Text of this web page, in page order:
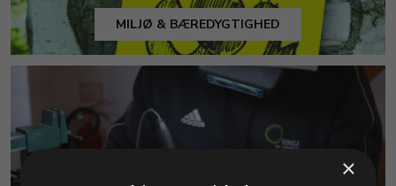
MILJØ & BÆREDYGTIGHED
×